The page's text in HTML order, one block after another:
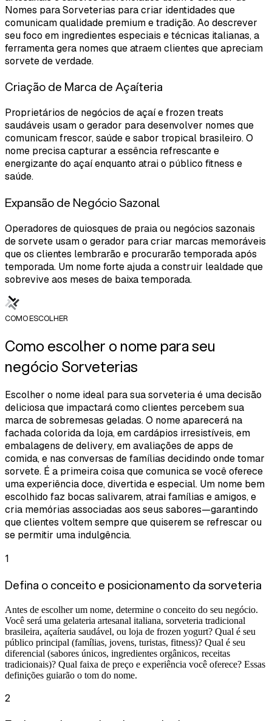
Nomes para Sorveterias para criar identidades que
comunicam qualidade premium e tradição. Ao descrever
seu foco em ingredientes especiais e técnicas italianas, a
ferramenta gera nomes que atraem clientes que apreciam
sorvete de verdade.
Criação de Marca de Açaíteria
Proprietários de negócios de açaí e frozen treats
saudáveis usam o gerador para desenvolver nomes que
comunicam frescor, saúde e sabor tropical brasileiro. O
nome precisa capturar a essência refrescante e
energizante do açaí enquanto atrai o público fitness e
saúde.
Expansão de Negócio Sazonal
Operadores de quiosques de praia ou negócios sazonais
de sorvete usam o gerador para criar marcas memoráveis
que os clientes lembrarão e procurarão temporada após
temporada. Um nome forte ajuda a construir lealdade que
sobrevive aos meses de baixa temporada.
COMO ESCOLHER
Como escolher o nome para seu
negócio Sorveterias
Escolher o nome ideal para sua sorveteria é uma decisão
deliciosa que impactará como clientes percebem sua
marca de sobremesas geladas. O nome aparecerá na
fachada colorida da loja, em cardápios irresistíveis, em
embalagens de delivery, em avaliações de apps de
comida, e nas conversas de famílias decidindo onde tomar
sorvete. É a primeira coisa que comunica se você oferece
uma experiência doce, divertida e especial. Um nome bem
escolhido faz bocas salivarem, atrai famílias e amigos, e
cria memórias associadas aos seus sabores—garantindo
que clientes voltem sempre que quiserem se refrescar ou
se permitir uma indulgência.
1
Defina o conceito e posicionamento da sorveteria
Antes de escolher um nome, determine o conceito do seu negócio.
Você será uma gelateria artesanal italiana, sorveteria tradicional
brasileira, açaíteria saudável, ou loja de frozen yogurt? Qual é seu
público principal (famílias, jovens, turistas, fitness)? Qual é seu
diferencial (sabores únicos, ingredientes orgânicos, receitas
tradicionais)? Qual faixa de preço e experiência você oferece? Essas
definições guiarão o tom do nome.
2